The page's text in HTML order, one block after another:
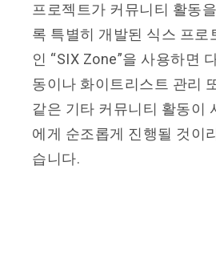
프로젝트가 커뮤니티 활동
록 특별히 개발된 식스 프로
인 “SIX Zone”을 사용하면
동이나 화이트리스트 관리
같은 기타 커뮤니티 활동이
에게 순조롭게 진행될 것이
습니다.